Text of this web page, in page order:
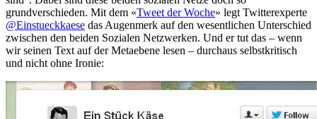
grundverschieden. Mit dem «Tweet der Woche» legt Twitterexperte
@Einstueckkaese das Augenmerk auf den wesentlichen Unterschied
zwischen den beiden Sozialen Netzwerken. Und er tut das – wenn
wir seinen Text auf der Metaebene lesen – durchaus selbstkritisch
und nicht ohne Ironie: